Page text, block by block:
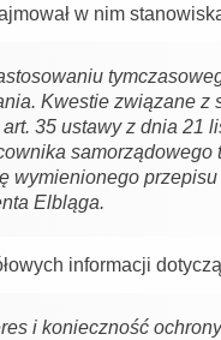
w nim
Kwestie związane z
35 ustawy z dnia 21
wymienionego
Elbląga.
informacji
i konieczność